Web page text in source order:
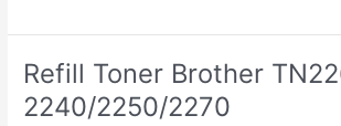
Refill Toner Brother
2240/2250/2270
Refill
Toner
Brother